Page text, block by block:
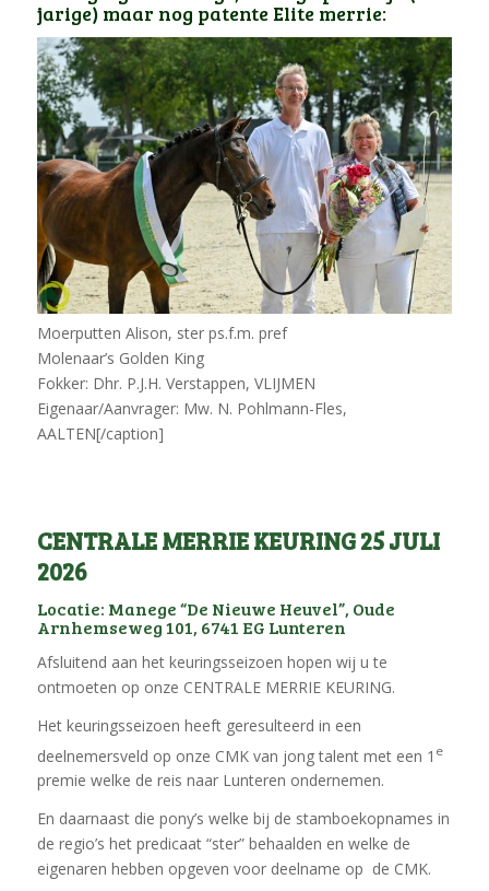
jarige) maar nog patente Elite merrie:
Moerputten Alison, ster ps.f.m. pref
Molenaar’s Golden King
Fokker: Dhr. P.J.H. Verstappen, VLIJMEN
Eigenaar/Aanvrager: Mw. N. Pohlmann-Fles,
AALTEN[/caption]
CENTRALE MERRIE KEURING 25 JULI
2026
Locatie: Manege “De Nieuwe Heuvel”, Oude
Arnhemseweg 101, 6741 EG Lunteren
Afsluitend aan het keuringsseizoen hopen wij u te
ontmoeten op onze CENTRALE MERRIE KEURING.
Het keuringsseizoen heeft geresulteerd in een
deelnemersveld op onze CMK van jong talent met een 1 e
premie welke de reis naar Lunteren ondernemen.
En daarnaast die pony’s welke bij de stamboekopnames in
de regio’s het predicaat “ster” behaalden en welke de
eigenaren hebben opgeven voor deelname op de CMK.